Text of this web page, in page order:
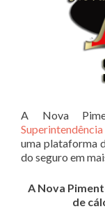
A Nova
uma plataforma
do seguro em
A Nova
de